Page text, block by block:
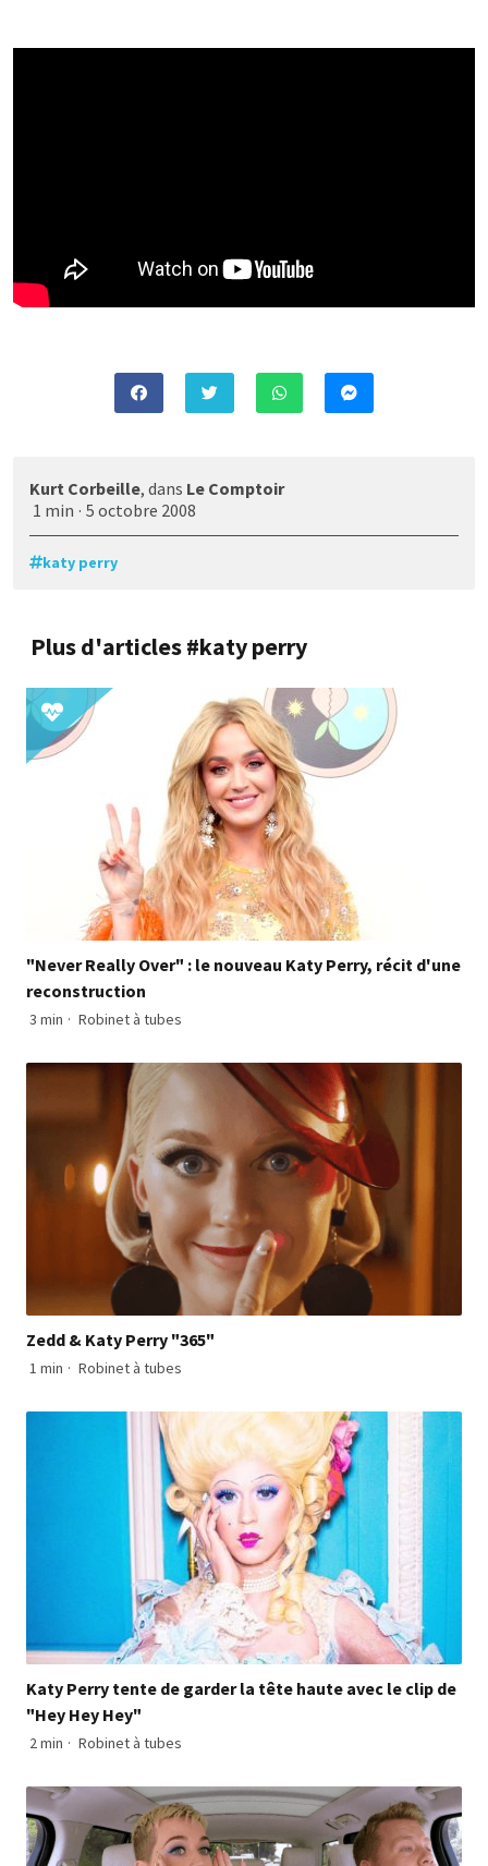
Kurt Corbeille, dans Le Comptoir
1 min · 5 octobre 2008
katy perry
Plus d'articles #katy perry
"Never Really Over" : le nouveau Katy Perry, récit d'une
reconstruction
3 min · Robinet à tubes
Zedd & Katy Perry "365"
1 min · Robinet à tubes
Katy Perry tente de garder la tête haute avec le clip de
"Hey Hey Hey"
2 min · Robinet à tubes